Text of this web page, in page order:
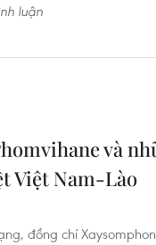
và
Việt Nam-Lào
đồng chí